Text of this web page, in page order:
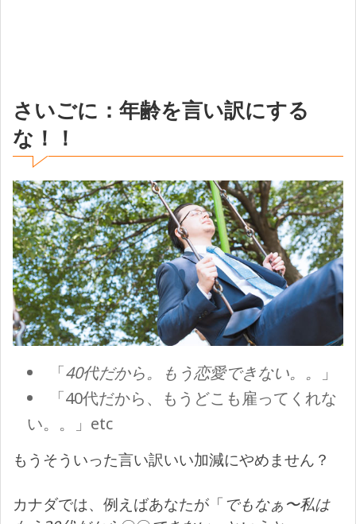
さいごに：年齢を言い訳にする
な！！
「40代だから。もう恋愛できない。。
」
「40代だから、もうどこも雇ってくれな
い。。」etc
もうそういった言い訳いい加減にやめません？
カナダでは、例えばあなたが「でもなぁ〜私は